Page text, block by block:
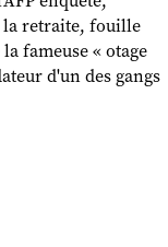
la retraite, fouille
fameuse « otage
d'un des gangs